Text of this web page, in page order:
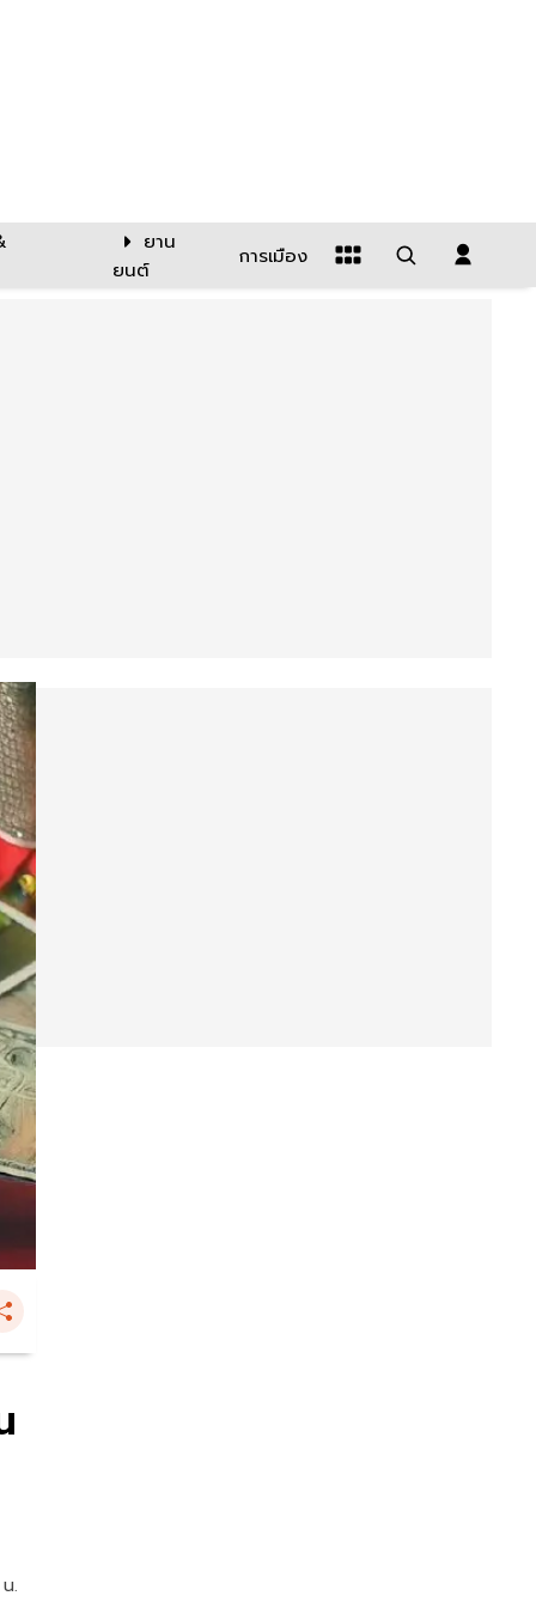
ยาน
ยนต์
การเมือง
.